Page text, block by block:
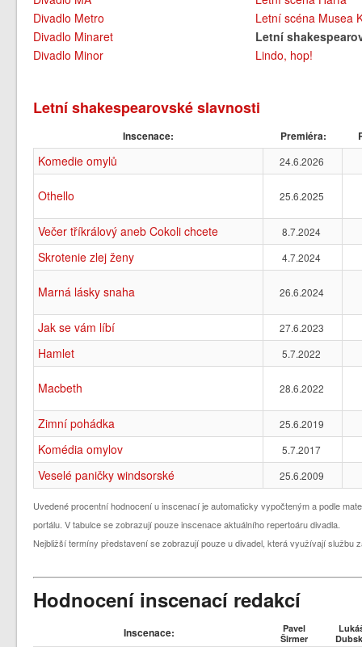
Divadlo Metro
Divadlo Minaret
Divadlo Minor
Letní scéna Musea
Letní
Lindo, hop!
Letní shakespearovské slavnosti
Inscenace: Premiéra:
Komedie omylů 24.6.2026
Othello 25.6.2025
Večer tříkrálový aneb Cokoli chcete 8.7.2024
Skrotenie zlej ženy 4.7.2024
Marná lásky snaha 26.6.2024
Jak se vám líbí 27.6.2023
Hamlet 5.7.2022
Macbeth 28.6.2022
Zimní pohádka 25.6.2019
Komédia omylov 5.7.2017
Veselé paničky windsorské 25.6.2009
Uvedené procentní hodnocení u inscenací je automaticky vypočteným a podle
portálu. V tabulce se zobrazují pouze inscenace aktuálního repertoáru divadla.
Nejbližší termíny představení se zobrazují pouze u divadel, která využívají službu
Hodnocení inscenací redakcí
Inscenace:
Pavel
Širmer